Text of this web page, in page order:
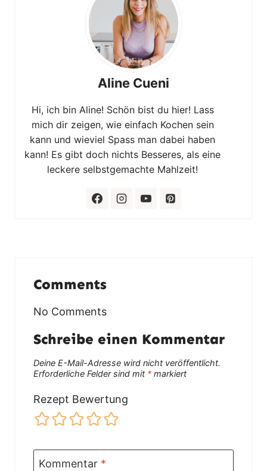
Aline Cueni
Hi, ich bin Aline! Schön bist du hier! Lass
mich dir zeigen, wie einfach Kochen sein
kann und wieviel Spass man dabei haben
kann! Es gibt doch nichts Besseres, als eine
leckere selbstgemachte Mahlzeit!
Comments
No Comments
Schreibe einen Kommentar
Deine E-Mail-Adresse wird nicht veröffentlicht.
Erforderliche Felder sind mit * markiert
Rezept Bewertung
Kommentar *